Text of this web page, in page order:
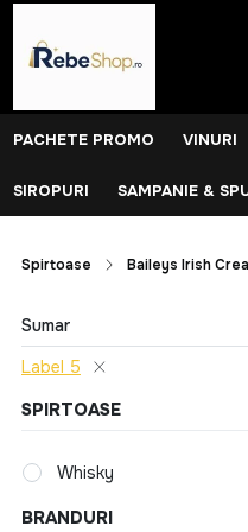
PACHETE PROMO VINURI
SIROPURI SAMPANIE &
Spirtoase Baileys Irish
Sumar
Label 5
SPIRTOASE
Whisky
BRANDURI